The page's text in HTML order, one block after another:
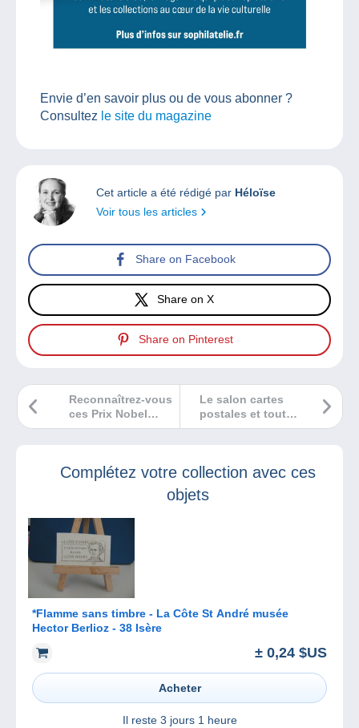
Envie d’en savoir plus ou de vous abonner ?
Consultez le site du magazine
Cet article a été rédigé par Héloïse
Voir tous les articles
Share on Facebook
Share on X
Share on Pinterest
Le salon cartes
postales et toutes
collections de
janvier 2025
Reconnaîtrez-vous
ces Prix Nobel
célèbres ?
Complétez votre collection avec ces
objets
*Flamme sans timbre - La Côte St André musée
Hector Berlioz - 38 Isère
± 0,24 $US
Acheter
Il reste 3 jours 1 heure